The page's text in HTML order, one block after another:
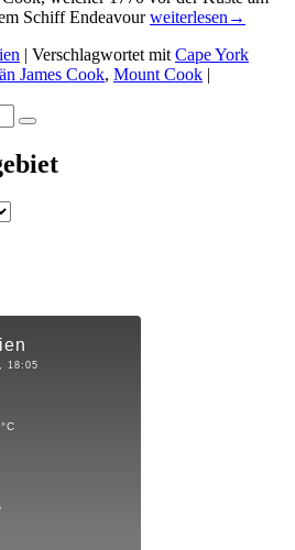
Schiff EndeavourCooktown…
weiterlesen →
| Verschlagwortet mit Cape York
James Cook, Mount Cook |
Suchen
18:05
°C